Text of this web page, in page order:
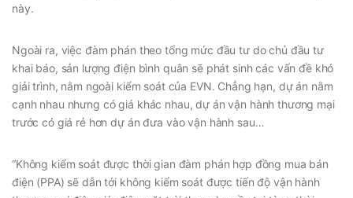
này.
Ngoài ra, việc đàm phán theo tổng mức đầu tư do chủ đầu tư
khai báo, sản lượng điện bình quân sẽ phát sinh các vấn đề khó
giải trình, nằm ngoài kiểm soát của EVN. Chẳng hạn, dự án nằm
cạnh nhau nhưng có giá khác nhau, dự án vận hành thương mại
trước có giá rẻ hơn dự án đưa vào vận hành sau…
“Không kiểm soát được thời gian đàm phán hợp đồng mua bán
điện (PPA) sẽ dẫn tới không kiểm soát được tiến độ vận hành